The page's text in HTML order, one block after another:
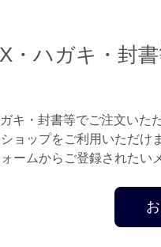
・ハガキ・封
キ・封書等でご注文いた
ョップをご利用いただけ
ームからご登録されたい